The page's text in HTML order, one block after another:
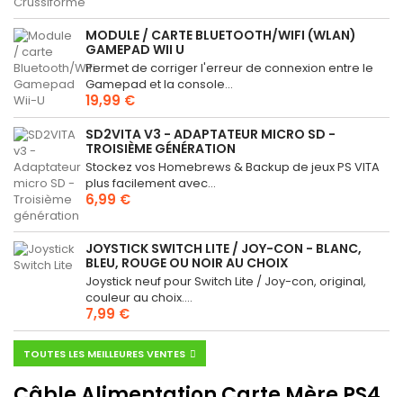
MODULE / CARTE BLUETOOTH/WIFI (WLAN)
GAMEPAD WII U
Permet de corriger l'erreur de connexion entre le
Gamepad et la console...
19,99 €
SD2VITA V3 - ADAPTATEUR MICRO SD -
TROISIÈME GÉNÉRATION
Stockez vos Homebrews & Backup de jeux PS VITA
plus facilement avec...
6,99 €
JOYSTICK SWITCH LITE / JOY-CON - BLANC,
BLEU, ROUGE OU NOIR AU CHOIX
Joystick neuf pour Switch Lite / Joy-con, original,
couleur au choix....
7,99 €
TOUTES LES MEILLEURES VENTES